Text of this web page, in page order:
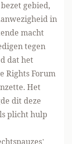
gebied,
in
macht
tegen
dat het
Rights Forum
Het
dit deze
plichthulp